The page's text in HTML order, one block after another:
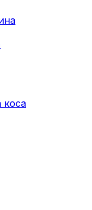
коса